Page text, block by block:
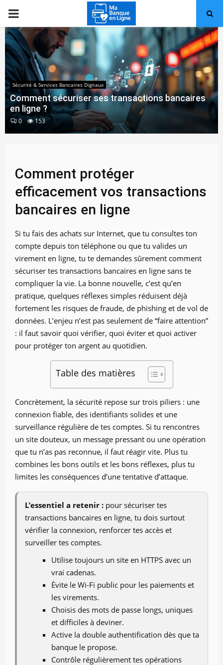
PRIMARY
MENU
Sécurité & Services Bancaires Digitaux
Comment sécuriser ses transactions bancaires
en ligne ?
0 153
Comment protéger
efficacement vos transactions
bancaires en ligne
Si tu fais des achats sur Internet, que tu consultes ton
compte depuis ton téléphone ou que tu valides un
virement en ligne, tu te demandes sûrement comment
sécuriser tes transactions bancaires en ligne sans te
compliquer la vie. La bonne nouvelle, c’est qu’en
pratique, quelques réflexes simples réduisent déjà
fortement les risques de fraude, de phishing et de vol de
données. L’enjeu n’est pas seulement de “faire attention”
: il faut savoir quoi vérifier, quoi éviter et quoi activer
pour protéger ton argent au quotidien.
Table des matières
Concrètement, la sécurité repose sur trois piliers : une
connexion fiable, des identifiants solides et une
surveillance régulière de tes comptes. Si tu rencontres
un site douteux, un message pressant ou une opération
que tu n’as pas reconnue, il faut réagir vite. Plus tu
combines les bons outils et les bons réflexes, plus tu
limites les conséquences d’une tentative d’attaque.
L’essentiel a retenir : pour sécuriser tes
transactions bancaires en ligne, tu dois surtout
vérifier la connexion, renforcer tes accès et
surveiller tes comptes.
Utilise toujours un site en HTTPS avec un
vrai cadenas.
Évite le Wi-Fi public pour les paiements et
les virements.
Choisis des mots de passe longs, uniques
et difficiles à deviner.
Active la double authentification dès que ta
banque le propose.
Contrôle régulièrement tes opérations